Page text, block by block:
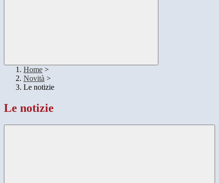
Home >
Novità >
Le notizie
Le notizie